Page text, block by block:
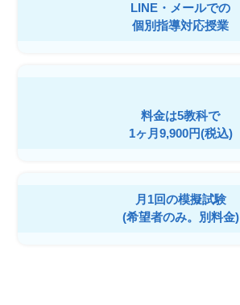
LINE・メールでの
個別指導対応授業
料金は5教科で
1ヶ月9,900円(税込)
月1回の模擬試験
(希望者のみ。別料金)